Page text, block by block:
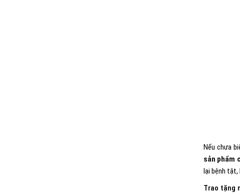
Nếu chưa
sản phẩm
lại bệnh tật,
Trao tặng